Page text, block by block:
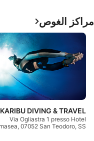
مراكز الغوص
KARIBU DIVING & TRAVEL
Via Ogliastra 1 presso Hotel